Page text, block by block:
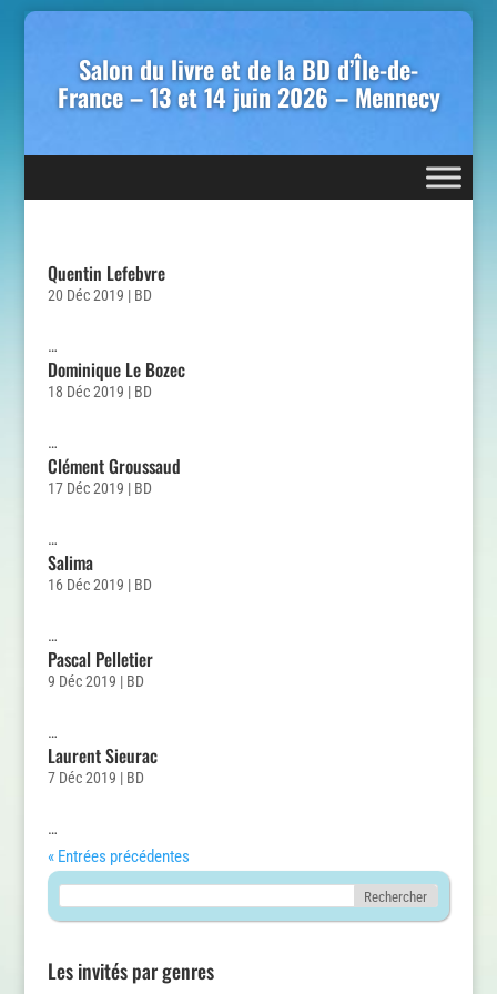
Salon du livre et de la BD d’Île-de-
France – 13 et 14 juin 2026 – Mennecy
Quentin Lefebvre
20 Déc 2019 | BD
…
Dominique Le Bozec
18 Déc 2019 | BD
…
Clément Groussaud
17 Déc 2019 | BD
…
Salima
16 Déc 2019 | BD
…
Pascal Pelletier
9 Déc 2019 | BD
…
Laurent Sieurac
7 Déc 2019 | BD
…
« Entrées précédentes
Les invités par genres